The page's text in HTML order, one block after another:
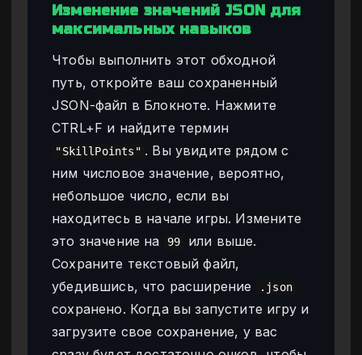
Изменение значений JSON для
максимальных навыков
Чтобы выполнить этот обходной
путь, откройте ваш сохраненный
JSON-файл в Блокноте. Нажмите
CTRL+F и найдите термин
"SkillPoints" . Вы увидите рядом с
ним числовое значение, вероятно,
небольшое число, если вы
находитесь в начале игры. Измените
это значение на
99
или выше.
Сохраните текстовый файл,
убедившись, что расширение
.json
сохранено. Когда вы запустите игру и
загрузите свое сохранение, у вас